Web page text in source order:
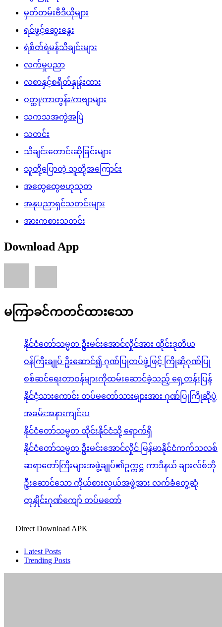
မှတ်တမ်းဗီဒီယိုများ
ရင်ဖွင့်ဆွေးနွေး
ရဲစိတ်ရဲမန်သီချင်းများ
လက်မှုပညာ
လစာနှင့်စရိတ်နှုန်းထား
ဝတ္ထု/ကာတွန်း/ကဗျာများ
သကသအကွဲအပြဲ
သတင်း
သီချင်းတောင်းဆိုခြင်းများ
သူတို့ပြောတဲ့ သူတို့အကြောင်း
အထွေထွေဗဟုသုတ
အနုပညာရှင်သတင်းများ
အားကစားသတင်း
Download App
မကြာခင်ကတင်ထားသော
နိုင်ငံတော်သမ္မတ ဦးမင်းအောင်လှိုင်အား ထိုင်းဒုတိယ
ဝန်ကြီးချုပ် ဦးဆောင်၍ ဂုဏ်ပြုတပ်ဖွဲ့ဖြင့် ကြိုဆိုဂုဏ်ပြု
စစ်ဆင်ရေးတာဝန်များကိုထမ်းဆောင်ခဲ့သည့် ရှေ့တန်းပြန်
နိုင်ငံ့သားကောင်း တပ်မတော်သားများအား ဂုဏ်ပြုကြိုဆိုပွဲ
အခမ်းအနားကျင်းပ
နိုင်ငံတော်သမ္မတ ထိုင်းနိုင်ငံသို့ ရောက်ရှိ
နိုင်ငံတော်သမ္မတ ဦးမင်းအောင်လှိုင် မြန်မာနိုင်ငံကက်သလစ်
ဆရာတော်ကြီးများအဖွဲ့ချုပ်၏ဥက္ကဋ္ဌ ကာဒီနယ် ချားလ်စ်ဘို
ဦးဆောင်သော ကိုယ်စားလှယ်အဖွဲ့အား လက်ခံတွေ့ဆုံ
တုနှိုင်းဂုဏ်ကျော် တပ်မတော်
Direct Download APK
Latest Posts
Trending Posts